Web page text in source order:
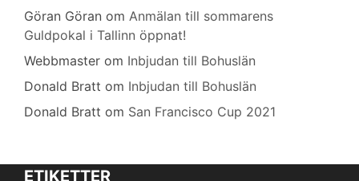
Göran Göran om Anmälan till sommarens
Guldpokal i Tallinn öppnat!
Webbmaster om Inbjudan till Bohuslän
Donald Bratt om Inbjudan till Bohuslän
Donald Bratt om San Francisco Cup 2021
ETIKETTER